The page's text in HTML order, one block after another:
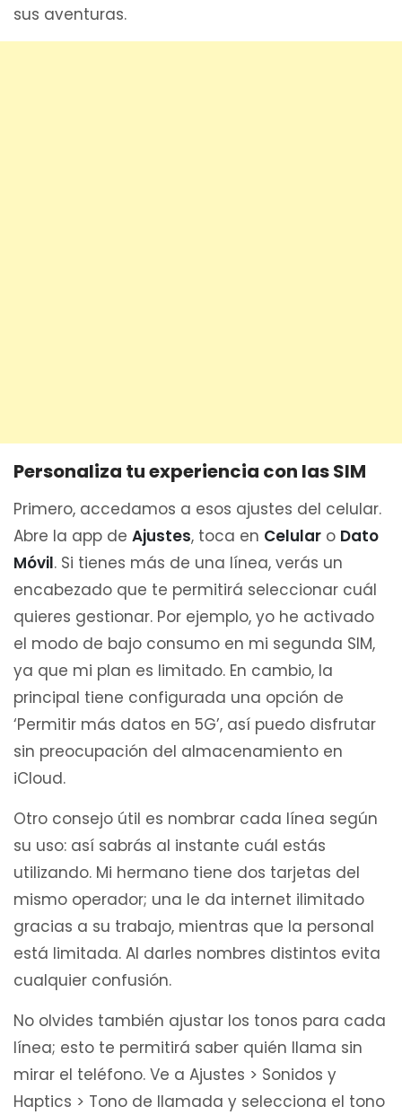
sus aventuras.
Personaliza tu experiencia con las SIM
Primero, accedamos a esos ajustes del celular.
Abre la app de Ajustes, toca en Celular o Dato
Móvil. Si tienes más de una línea, verás un
encabezado que te permitirá seleccionar cuál
quieres gestionar. Por ejemplo, yo he activado
el modo de bajo consumo en mi segunda SIM,
ya que mi plan es limitado. En cambio, la
principal tiene configurada una opción de
‘Permitir más datos en 5G’, así puedo disfrutar
sin preocupación del almacenamiento en
iCloud.
Otro consejo útil es nombrar cada línea según
su uso: así sabrás al instante cuál estás
utilizando. Mi hermano tiene dos tarjetas del
mismo operador; una le da internet ilimitado
gracias a su trabajo, mientras que la personal
está limitada. Al darles nombres distintos evita
cualquier confusión.
No olvides también ajustar los tonos para cada
línea; esto te permitirá saber quién llama sin
mirar el teléfono. Ve a Ajustes > Sonidos y
Haptics > Tono de llamada y selecciona el tono